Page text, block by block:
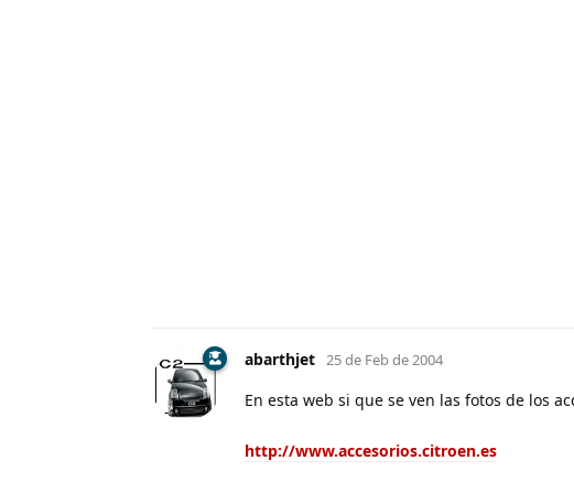
abarthjet 25 de Feb de 2004
En esta web si que se ven las fotos de los
http://www.accesorios.citroen.es